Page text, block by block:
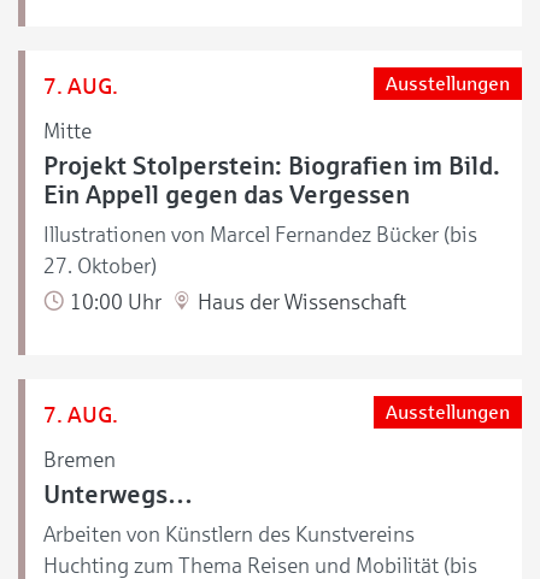
7. AUG.
Mitte
Ausstellungen
Projekt Stolperstein: Biografien im Bild.
Ein Appell gegen das Vergessen
Illustrationen von Marcel Fernandez Bücker (bis
27. Oktober)
10:00 Uhr
Haus der Wissenschaft
7. AUG.
Bremen
Ausstellungen
Unterwegs…
Arbeiten von Künstlern des Kunstvereins
Huchting zum Thema Reisen und Mobilität (bis